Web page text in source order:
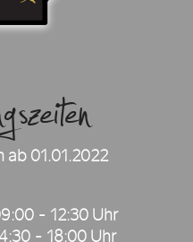
ab 01.01.2022
- 12:30 Uhr
- 18:00 Uhr